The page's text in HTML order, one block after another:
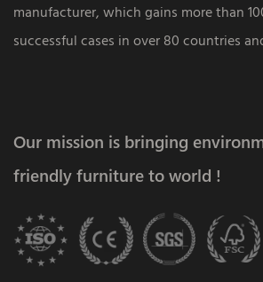
manufacturer, which gains more than
successful cases in over 80 countries
Our mission is bringing
friendly furniture to world !